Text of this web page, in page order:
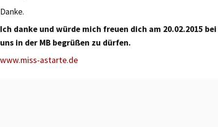
Danke.
Ich danke und würde mich freuen dich am 20.02.2015 bei
uns in der MB begrüßen zu dürfen.
www.miss-astarte.de